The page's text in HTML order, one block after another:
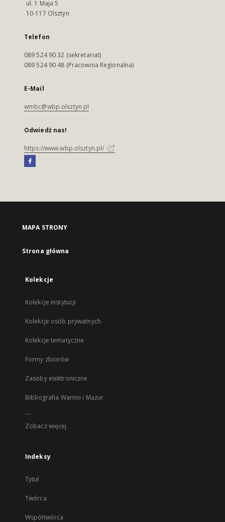
ul. 1 Maja 5
10-117 Olsztyn
Telefon
089 524 90 32 (sekretariat)
089 524 90 48 (Pracownia Regionalna)
E-Mail
wmbc@wbp.olsztyn.pl
Odwiedź nas!
https://www.wbp.olsztyn.pl/
MAPA STRONY
Strona główna
Kolekcje
Kolekcje instytucji
Kolekcje osób prywatnych
Kolekcje tematyczne
Formy zbiorów
Zasoby elektroniczne
Bibliografia Warmii i Mazur
...
Zobacz więcej
Indeksy
Tytuł
Twórca
Współtwórca